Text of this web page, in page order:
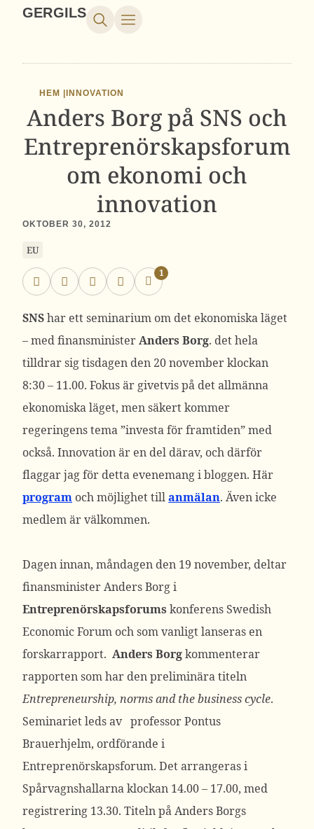
GERGILS
HEM | INNOVATION
Anders Borg på SNS och
Entreprenörskapsforum
om ekonomi och
innovation
OKTOBER 30, 2012
EU
1
SNShar ett seminarium om det ekonomiska läget
– med finansministerAnders Borg. det hela
tilldrar sig tisdagen den 20 november klockan
8:30 – 11.00. Fokus är givetvis på det allmänna
ekonomiska läget, men säkert kommer
regeringens tema ”investa för framtiden” med
också. Innovation är en del därav, och därför
flaggar jag för detta evenemang i bloggen. Här
program och möjlighet tillanmälan. Även icke
medlem är välkommen.
Dagen innan, måndagen den 19 november, deltar
finansminister Anders Borg i
Entreprenörskapsforums konferens Swedish
Economic Forum och som vanligt lanseras en
forskarrapport. Anders Borgkommenterar
rapporten som har den preliminära titeln
Entrepreneurship, norms and the business cycle.
Seminariet leds av professor Pontus
Brauerhjelm, ordförande i
Entreprenörskapsforum. Det arrangeras i
Spårvagnshallarna klockan 14.00 – 17.00, med
registrering 13.30. Titeln på Anders Borgs